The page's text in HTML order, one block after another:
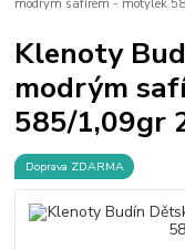
modrým safírem - motýlek
Klenoty
modrým
585/1,09gr
Doprava ZDARMA